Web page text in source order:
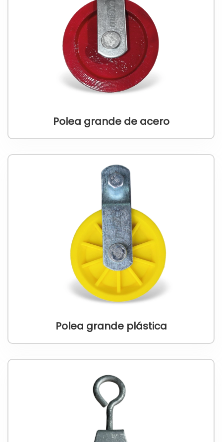
Polea grande de acero
Polea grande plástica